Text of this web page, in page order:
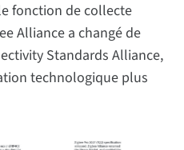
fonction de collecte
Alliance a changé de
Standards Alliance,
technologique plus